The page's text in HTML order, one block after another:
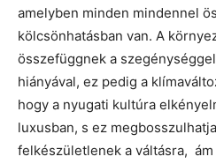
amelyben minden mindennel
kölcsönhatásban van. A
összefüggnek a
hiányával, ez pedig a
hogy a nyugati kultúra
luxusban, s ez
felkészületlenek a váltásra,